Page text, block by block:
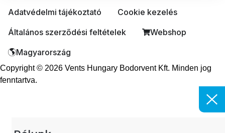
Adatvédelmi tájékoztató
Cookie kezelés
Általános szerződési feltételek
Webshop
Magyarország
Copyright © 2026 Vents Hungary Bodorvent Kft. Minden jog
fenntartva.